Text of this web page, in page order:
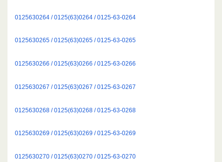
0125630264 / 0125(63)0264 / 0125-63-0264
0125630265 / 0125(63)0265 / 0125-63-0265
0125630266 / 0125(63)0266 / 0125-63-0266
0125630267 / 0125(63)0267 / 0125-63-0267
0125630268 / 0125(63)0268 / 0125-63-0268
0125630269 / 0125(63)0269 / 0125-63-0269
0125630270 / 0125(63)0270 / 0125-63-0270